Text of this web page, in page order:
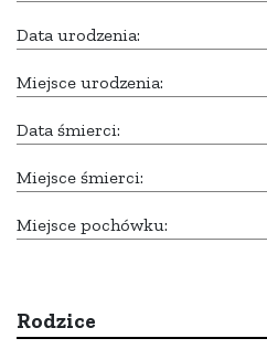
Data urodzenia:
Miejsce urodzenia:
Data śmierci:
Miejsce śmierci:
Miejsce pochówku:
Rodzice